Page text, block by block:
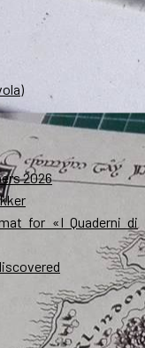
2026
for «I Quaderni di